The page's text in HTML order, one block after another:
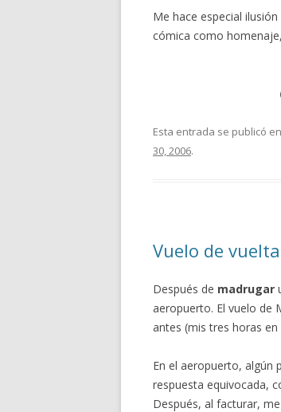
Me hace especial
cómica como
Esta entrada se publicó en
30, 2006.
Vuelo de vuelta
Después de madrugar
aeropuerto. El vuelo de
antes (mis tres horas
En el aeropuerto, algún
respuesta equivocada,
Después, al facturar,